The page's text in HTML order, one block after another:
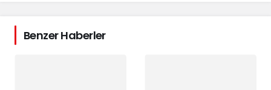
Benzer Haberler